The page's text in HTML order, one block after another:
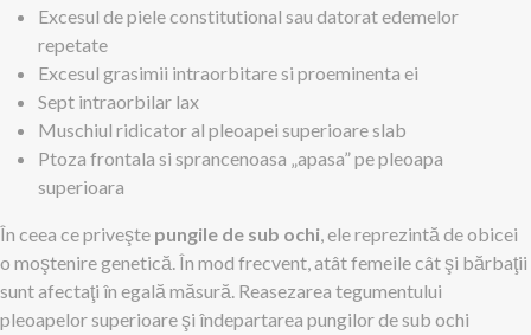
Excesul de piele constitutional sau datorat edemelor
repetate
Excesul grasimii intraorbitare si proeminenta ei
Sept intraorbilar lax
Muschiul ridicator al pleoapei superioare slab
Ptoza frontala si sprancenoasa „apasa” pe pleoapa
superioara
În ceea ce priveşte pungile de sub ochi, ele reprezintă de obicei
o moştenire genetică. În mod frecvent, atât femeile cât şi bărbaţii
sunt afectaţi în egală măsură. Reasezarea tegumentului
pleoapelor superioare şi îndepartarea pungilor de sub ochi